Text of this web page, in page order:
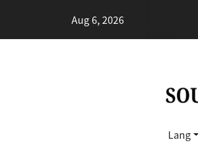
Aug 6, 2026 德
Lang